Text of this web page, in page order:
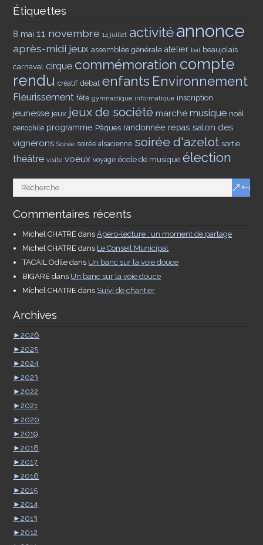
Étiquettes
8 mai 11 novembre 14 juillet activitéannonce
après-midi jeux assemblée générale atelier bal beaujolais
carnaval cirque commémoration compte
rendu créatif débat enfants Environnement
Fleurissement fête gymnastique informatique inscription
jeunesse jeux jeux de société marché musique noël
oenophile programme Pâques randonnée repas salon des
vignerons Soirée soirée alsacienne soirée d'azelot sortie
théâtre visite voeux voyage école de musique élection
Commentaires récents
Michel CHATRE dansApéro-lecture : un moment de partage
Michel CHATRE dans Le Conseil Municipal
TACAIL Odile dans Un banc sur la voie douce
BIGARE dans Un banc sur la voie douce
Michel CHATRE dans Suivi de chantier
Archives
►2026
►2025
►2024
►2023
►2022
►2021
►2020
►2019
►2018
►2017
►2016
►2015
►2014
►2013
►2012